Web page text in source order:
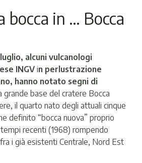
bocca in … Bocca
alcuni vulcanologi
INGV in perlustrazione
hanno notato segni di
grande base del cratere Bocca
il quarto nato degli attuali cinque
definito “bocca nuova” proprio
recenti (1968) rompendo
i già esistenti Centrale, Nord Est